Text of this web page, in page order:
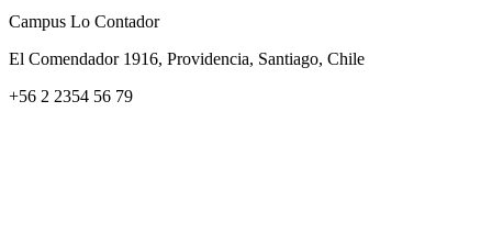
Campus Lo Contador
El Comendador 1916, Providencia, Santiago, Chile
+56 2 2354 56 79